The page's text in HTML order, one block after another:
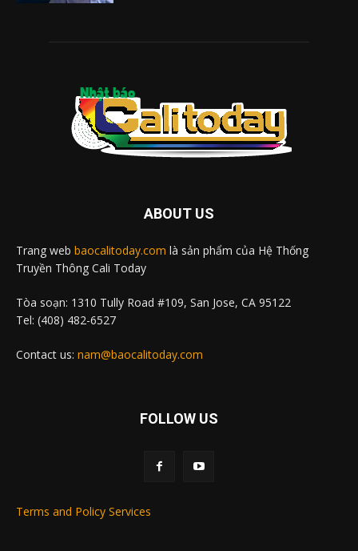
ABOUT US
Trang web baocalitoday.com là sản phẩm của Hệ Thống
Truyền Thông Cali Today
Tòa soạn: 1310 Tully Road #109, San Jose, CA 95122
Tel: (408) 482-6527
Contact us: nam@baocalitoday.com
FOLLOW US
Terms and Policy Services